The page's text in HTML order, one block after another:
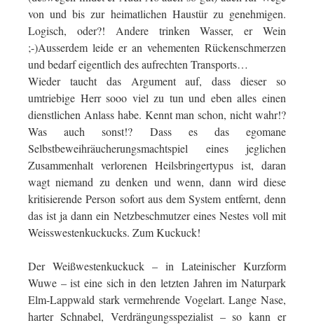
von und bis zur heimatlichen Haustür zu genehmigen.
Logisch, oder?! Andere trinken Wasser, er Wein
;-)Ausserdem leide er an vehementen Rückenschmerzen
und bedarf eigentlich des aufrechten Transports…
Wieder taucht das Argument auf, dass dieser so
umtriebige Herr sooo viel zu tun und eben alles einen
dienstlichen Anlass habe. Kennt man schon, nicht wahr!?
Was auch sonst!? Dass es das egomane
Selbstbeweihräucherungsmachtspiel eines jeglichen
Zusammenhalt verlorenen Heilsbringertypus ist, daran
wagt niemand zu denken und wenn, dann wird diese
kritisierende Person sofort aus dem System entfernt, denn
das ist ja dann ein Netzbeschmutzer eines Nestes voll mit
Weisswestenkuckucks. Zum Kuckuck!
Der Weißwestenkuckuck – in Lateinischer Kurzform
Wuwe – ist eine sich in den letzten Jahren im Naturpark
Elm-Lappwald stark vermehrende Vogelart. Lange Nase,
harter Schnabel, Verdrängungsspezialist – so kann er